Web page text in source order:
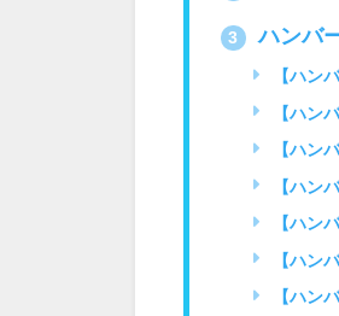
3 ハンバ
【ハン
【ハン
【ハン
【ハン
【ハン
【ハン
【ハン